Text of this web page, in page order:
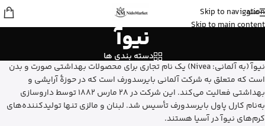
Skip to navigation
Skip to main content
منو
نیوآ
دسته بندی ها
نیوآ (به آلمانی: Nivea) یک نام تجاری برای محصولات بهداشتی صورت و بدن
است که متعلق به شرکت آلمانی بایرسدورف است که در حوزهٔ آرایشی و
بهداشتی فعالیت می‌کند. این شرکت در ۲۸ مارس ۱۸۸۲ توسط داروسازی
به‌نام کارل پاول بایرسدورف تأسیس شد. لبنان و مالزی تنها تولیدکننده‌های
کرم‌های نیوآ در آسیا هستند.
عسلاز تهران
استیک ضد آفتاب نامرئی ایزدین رو خرید